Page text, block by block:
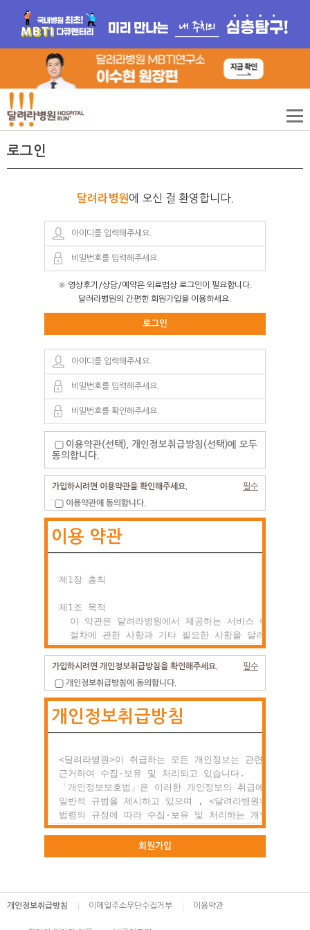
로그인
달려라병원 에 오신 걸 환영합니다.
※ 영상후기/상담/예약은 외료법상 로그인이 필요합니다.
달려라병원의 간편한 회원가입을 이용하세요.
로그인
이용약관(선택), 개인정보취급방침(선택)에 모두
동의합니다.
필수
가입하시려면 이용약관을 확인해주세요.
이용약관에 동의합니다.
이용 약관
제1장 총칙
제1조 목적
  이 약관은 달려라병원에서 제공하는 서비스 이용조건 및
절차에 관한 사항과 기타 필요한 사항을 달려라병원과(
이용자의 권리, 의미 및 책임사항 등을 규정함을 목적
  합니다.
제2조 약관의 효력과 변경
(1) 이 약관은 이용자에게 공시함으로서 효력이 발생
(2) 달려라병원는 사정 변경의 경우와 영업상 중요사유
      전항과 같은 방법으로 효력이 발생합니다.
제3조 약관 외 준칙
  이 약관에 명시되지 않은 사항이 관계법령에 규정되어
  있을 경우에는 그 규정에 따릅니다.
○ 제2장 회원 가입과 서비스 이용
  양식을 작성하고 'ID'와 '비밀번호'를 발급받은 사람을
필수
가입하시려면 개인정보취급방침을 확인해주세요.
개인정보취급방침에 동의합니다.
개인정보취급방침
<달려라병원>이 취급하는 모든 개인정보는 관련 법령에
근거하여 수집·보유 및 처리되고 있습니다.
「개인정보보호법」은 이러한 개인정보의 취급에 대한
일반적 규범을 제시하고 있으며 , <달려라병원>은 이러한
법령의 규정에 따라 수집·보유 및 처리하는 개인정보를
공공업무의 적절한 수행과 정보주체의 권익을 보호하기
위해 적법하고 적정하게 취급할 것입니다.
권익의 침해 등에 대하여 행정심판법에서 정하는 바에 따
회원가입
개인정보취급방침 이메일주소무단수집거부 이용약관